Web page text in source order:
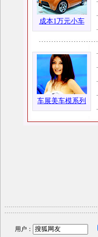
成本1万元小车
·
·
·
车展美车模系列
·
·
·
·
·
用户：